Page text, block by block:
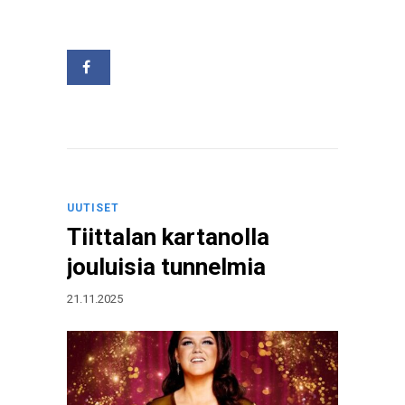
UUTISET
Tiittalan kartanolla
jouluisia tunnelmia
21.11.2025